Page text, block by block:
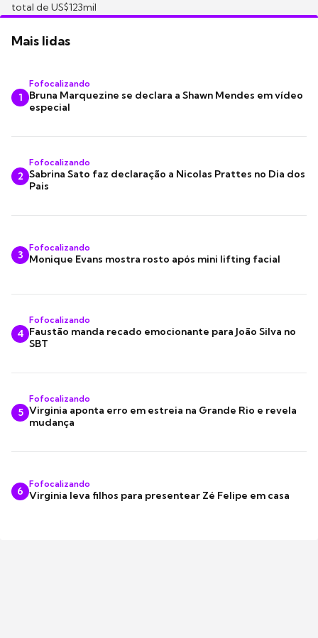
total de US$123mil
Mais lidas
1
Fofocalizando
Bruna Marquezine se declara a Shawn Mendes em vídeo
especial
2
Fofocalizando
Sabrina Sato faz declaração a Nicolas Prattes no Dia dos
Pais
3
Fofocalizando
Monique Evans mostra rosto após mini lifting facial
4
Fofocalizando
Faustão manda recado emocionante para João Silva no
SBT
5
Fofocalizando
Virginia aponta erro em estreia na Grande Rio e revela
mudança
6
Fofocalizando
Virginia leva filhos para presentear Zé Felipe em casa